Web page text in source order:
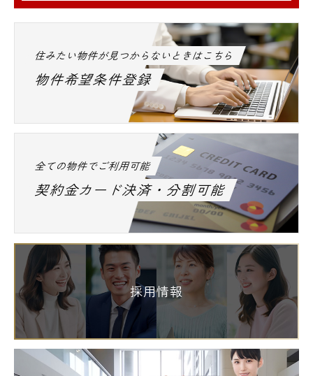
住みたい物件が見つからないときはこちら
物件希望条件登録
全ての物件でご利用可能
契約金カード決済・分割可能
採用情報